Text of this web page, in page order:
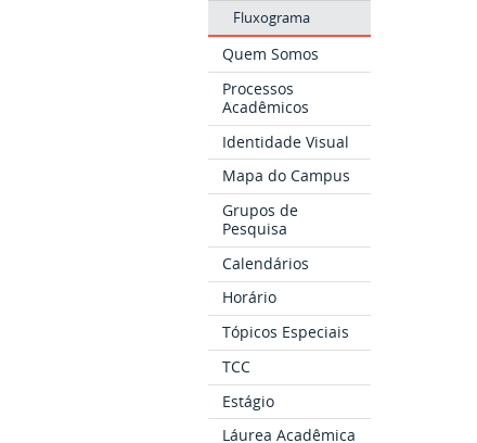
Fluxograma
Quem Somos
Processos
Acadêmicos
Identidade Visual
Mapa do Campus
Grupos de
Pesquisa
Calendários
Horário
Tópicos Especiais
TCC
Estágio
Láurea Acadêmica